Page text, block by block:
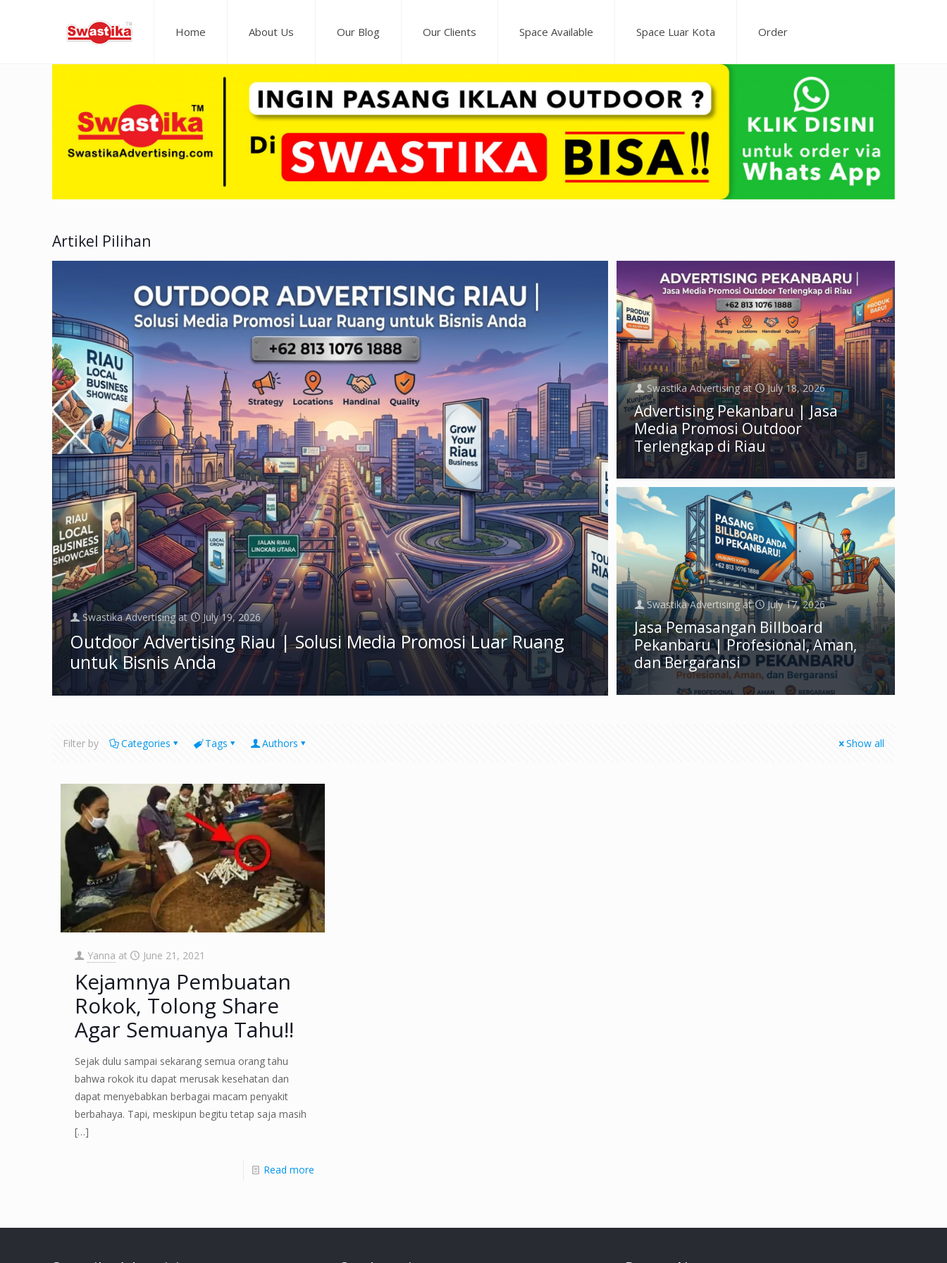
Home About Us Our Blog Our Clients Space Available Space Luar Kota Order
Artikel Pilihan
Swastika Advertising at July 19, 2026
Outdoor Advertising Riau | Solusi Media Promosi Luar Ruang
untuk Bisnis Anda
Swastika Advertising at July 18, 2026
Advertising Pekanbaru | Jasa
Media Promosi Outdoor
Terlengkap di Riau
Swastika Advertising at July 17, 2026
Jasa Pemasangan Billboard
Pekanbaru | Profesional, Aman,
dan Bergaransi
Filter by Categories Tags Authors Show all
Yanna at June 21, 2021
Kejamnya Pembuatan
Rokok, Tolong Share
Agar Semuanya Tahu!!
Sejak dulu sampai sekarang semua orang tahu
bahwa rokok itu dapat merusak kesehatan dan
dapat menyebabkan berbagai macam penyakit
berbahaya. Tapi, meskipun begitu tetap saja masih
[…]
Read more